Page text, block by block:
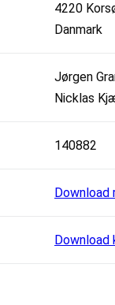
4220
Danmark
Jørgen
Nicklas
140882
Download
Download